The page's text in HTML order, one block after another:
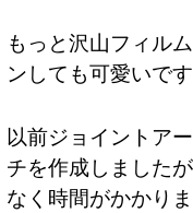
もっと沢山フィル
ンしても可愛いです
以前ジョイントア
チを作成しました
なく時間がかかり